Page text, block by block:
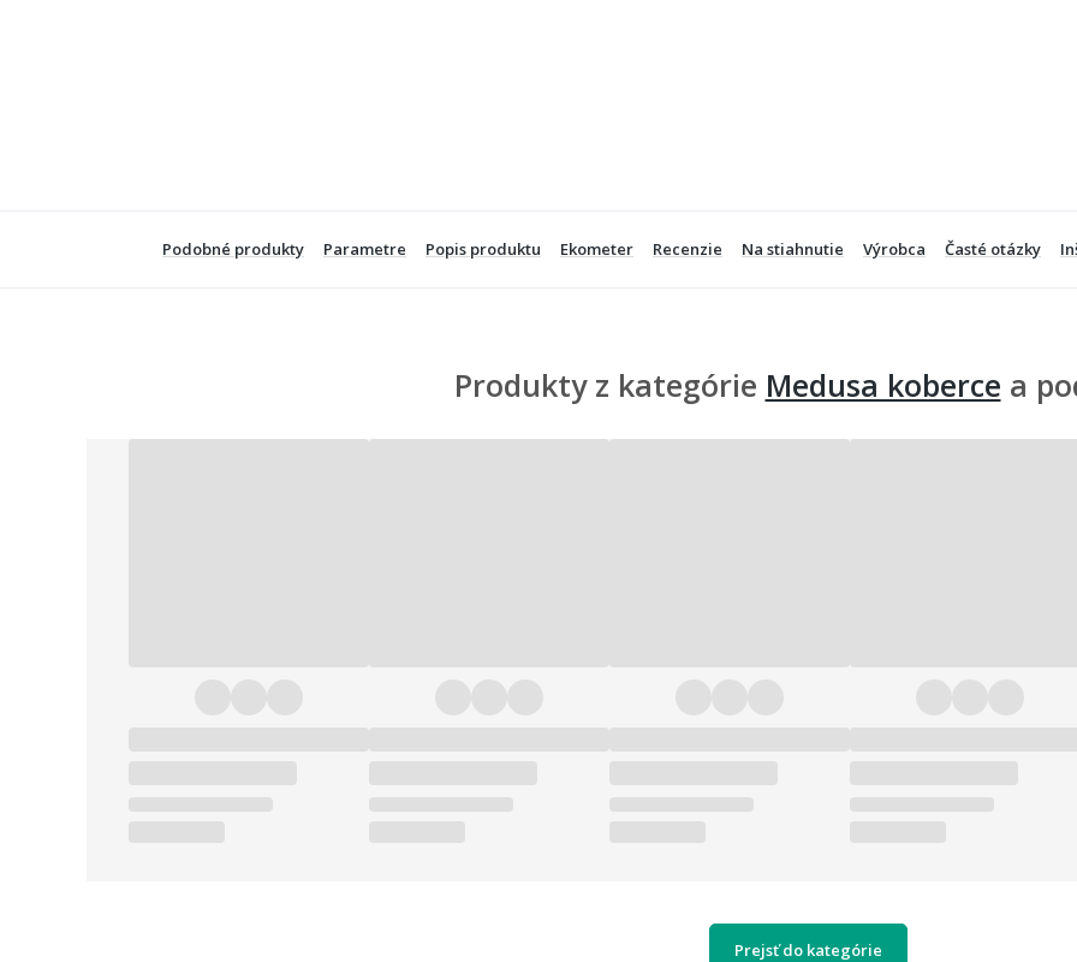
Podobné produkty Parametre Popis produktu Ekometer Recenzie Na stiahnutie Výrobca Časté otázky
Produkty z kategórie Medusa koberce a
Prejsť do kategórie